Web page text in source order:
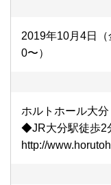
2019年10月4日
0〜）
ホルトホール大
◆JR大分駅徒歩2
http://